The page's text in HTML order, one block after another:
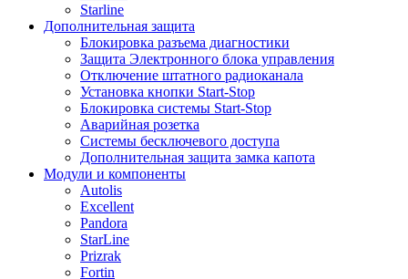
Starline
Дополнительная защита
Блокировка разъема диагностики
Защита Электронного блока управления
Отключение штатного радиоканала
Установка кнопки Start-Stop
Блокировка системы Start-Stop
Аварийная розетка
Системы бесключевого доступа
Дополнительная защита замка капота
Модули и компоненты
Autolis
Excellent
Pandora
StarLine
Prizrak
Fortin